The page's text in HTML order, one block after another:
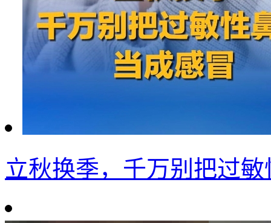
立秋换季，千万别把过